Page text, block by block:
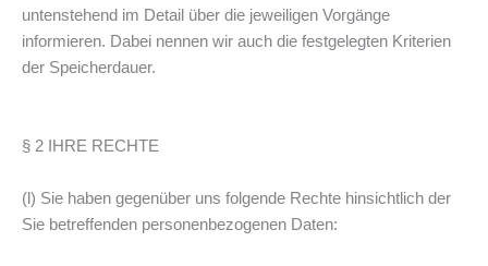
untenstehend im Detail über die jeweiligen Vorgänge
informieren. Dabei nennen wir auch die festgelegten Kriterien
der Speicherdauer.
§ 2 IHRE RECHTE
(l) Sie haben gegenüber uns folgende Rechte hinsichtlich der
Sie betreffenden personenbezogenen Daten: